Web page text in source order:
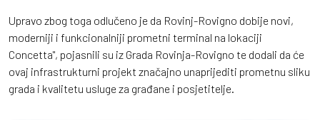
Upravo zbog toga odlučeno je da Rovinj-Rovigno dobije novi,
moderniji i funkcionalniji prometni terminal na lokaciji
Concetta", pojasnili su iz Grada Rovinja-Rovigno te dodali da će
ovaj infrastrukturni projekt značajno unaprijediti prometnu sliku
grada i kvalitetu usluge za građane i posjetitelje.